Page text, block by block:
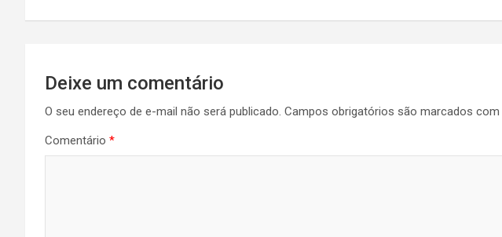
de
Post
Deixe um comentário
O seu endereço de e-mail não será publicado. Campos obrigatórios são marcados com
Comentário *